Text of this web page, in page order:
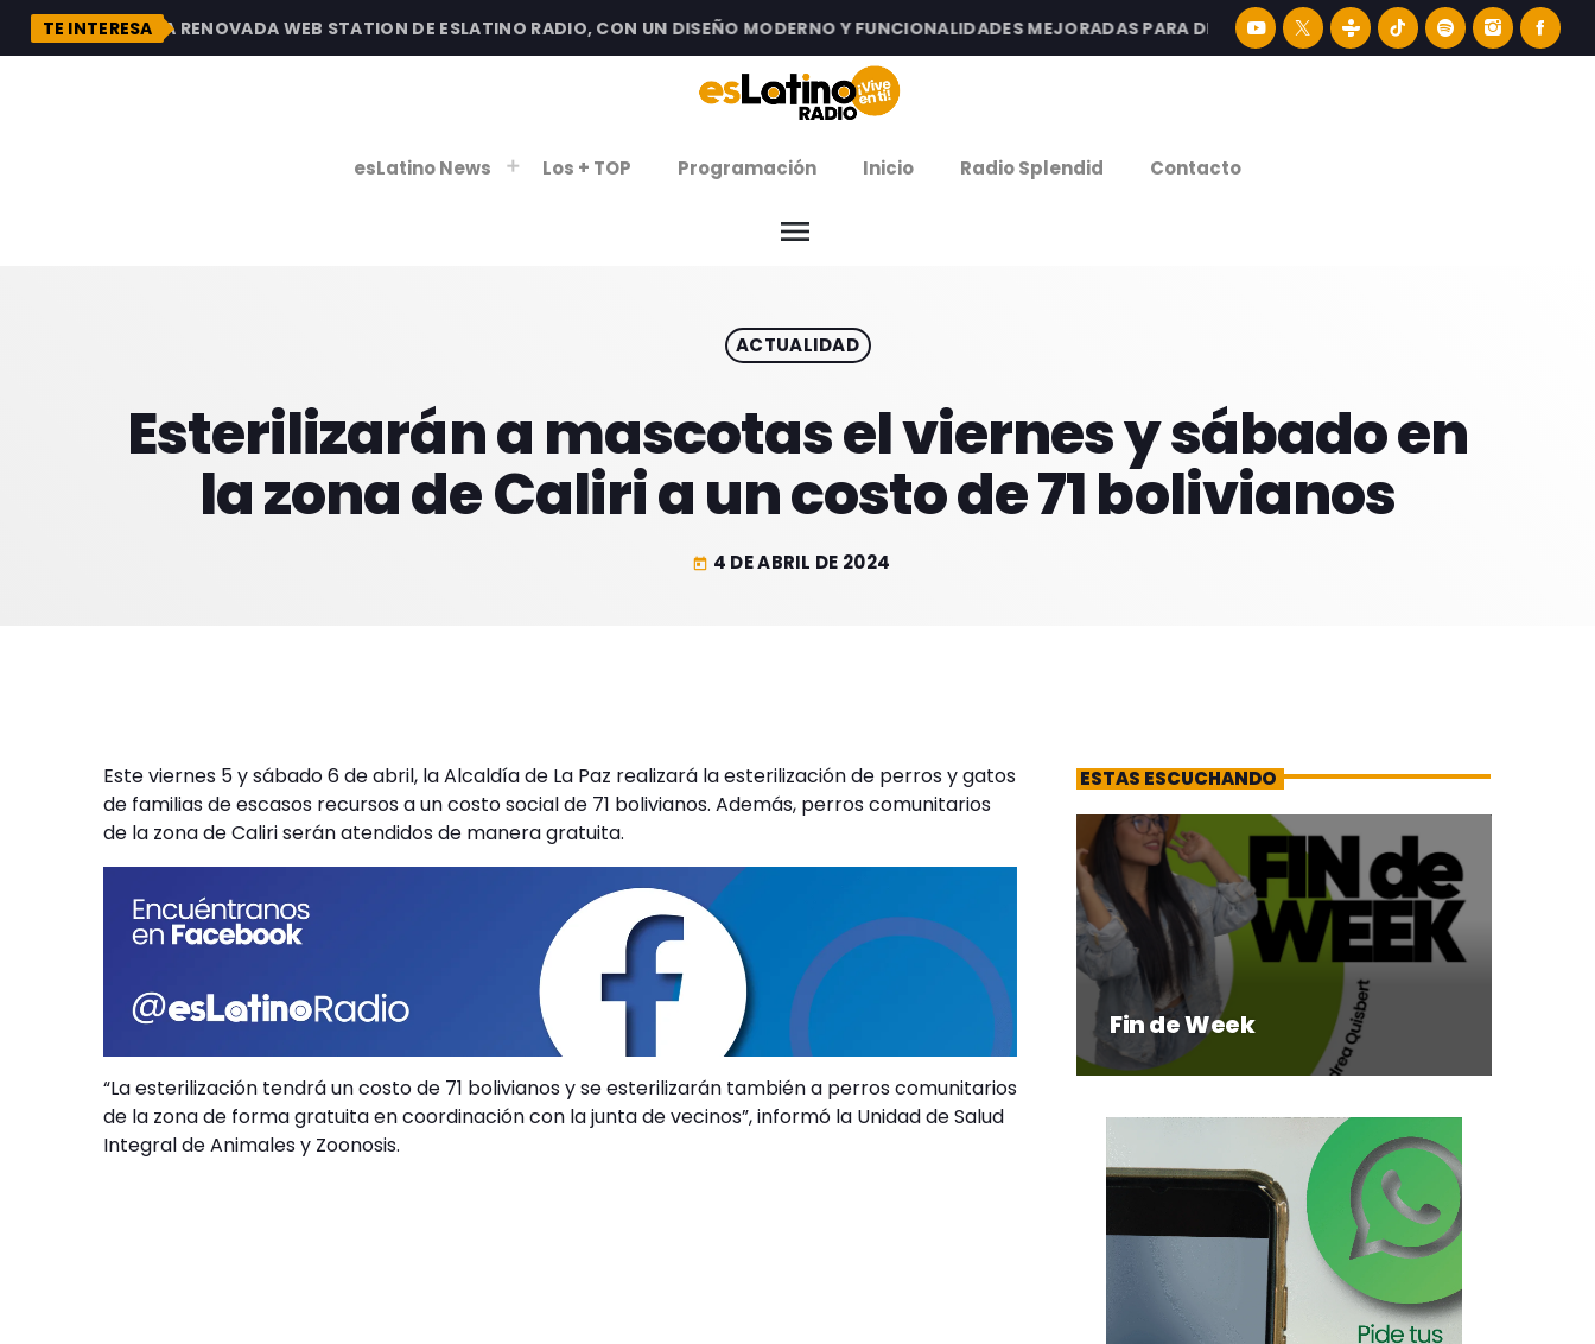
TE INTERESA
DESCUBRE LA RENOVADA WEB STATION DE ESLATINO RADIO, CON UN DISEÑO MODERNO Y FUNCIONALIDADES MEJORADAS PARA DISFRUTAR LA MEJOR MÚSICA LATINA Y
esLatino News Los + TOP Programación Inicio Radio Splendid Contacto
menu
ACTUALIDAD
Esterilizarán a mascotas el viernes y sábado en
la zona de Caliri a un costo de 71 bolivianos
today 4 DE ABRIL DE 2024
Este viernes 5 y sábado 6 de abril, la Alcaldía de La Paz realizará la esterilización de perros y gatos
de familias de escasos recursos a un costo social de 71 bolivianos. Además, perros comunitarios
de la zona de Caliri serán atendidos de manera gratuita.
“La esterilización tendrá un costo de 71 bolivianos y se esterilizarán también a perros comunitarios
de la zona de forma gratuita en coordinación con la junta de vecinos”, informó la Unidad de Salud
Integral de Animales y Zoonosis.
ESTAS ESCUCHANDO
Fin de Week